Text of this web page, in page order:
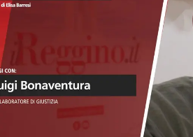
ECONOMIA E LAVORO
Streaming